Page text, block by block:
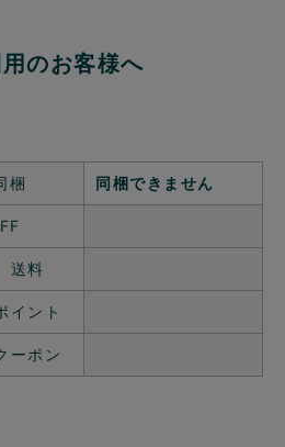
のお客様へ
梱 同梱できません
送料
イント
ーポン